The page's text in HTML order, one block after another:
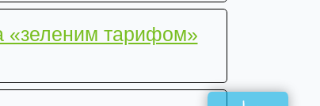
«зеленим тарифом»